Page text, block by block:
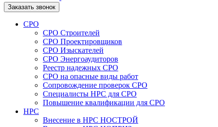
Заказать звонок
СРО
СРО Строителей
СРО Проектировщиков
СРО Изыскателей
СРО Энергоаудиторов
Реестр надежных СРО
СРО на опасные виды работ
Сопровождение проверок СРО
Специалисты НРС для СРО
Повышение квалификации для СРО
НРС
Внесение в НРС НОСТРОЙ